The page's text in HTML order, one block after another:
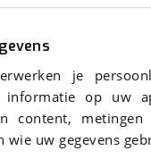
je
informatie op
content,
uw gegevens